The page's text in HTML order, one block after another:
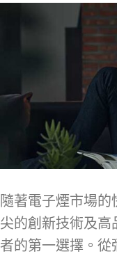
隨著電子煙市場
尖的創新技術及高
者的第一選擇。從